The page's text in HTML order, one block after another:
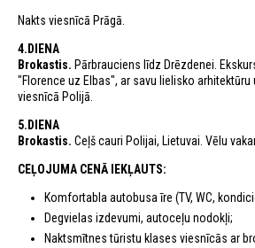
Nakts viesnīcā Prāgā.
4.DIENA
Brokastis. Pārbrauciens līdz Drēzdenei.
"Florence uz Elbas", ar savu lielisko
viesnīcā Polijā.
5.DIENA
Brokastis. Ceļš cauri Polijai, Lietuvai. Vēlu
CEĻOJUMA CENĀ IEKĻAUTS:
Komfortabla autobusa īre (TV, WC,
Degvielas izdevumi, autoceļu nodokļi;
Naktsmītnes tūristu klases viesnīcās ar